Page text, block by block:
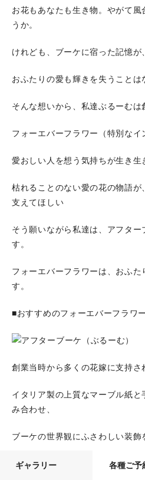
ギャラリー 各種ご予
お花もあなたも生き物。やがて風
うか。
けれども、ブーケに宿った記憶が
おふたりの愛も輝きを失うことは
そんな想いから、私達ぶるーむは
フォーエバーフラワー（特別なイ
愛おしい人を想う気持ちが生き生
枯れることのない愛の花の物語が
支えてほしい
そう願いながら私達は、アフター
す。
フォーエバーフラワーは、おふ
す。
■おすすめのフォーエバーフラワ
創業当時から多くの花嫁に支持さ
イタリア製の上質なマーブル紙と
み合わせ、
ブーケの世界観にふさわしい装飾
この装飾を完璧に施せる職人は数